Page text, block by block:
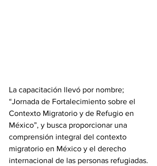
La capacitación llevó por nombre;
“Jornada de Fortalecimiento sobre el
Contexto Migratorio y de Refugio en
México”, y busca proporcionar una
comprensión integral del contexto
migratorio en México y el derecho
internacional de las personas refugiadas.